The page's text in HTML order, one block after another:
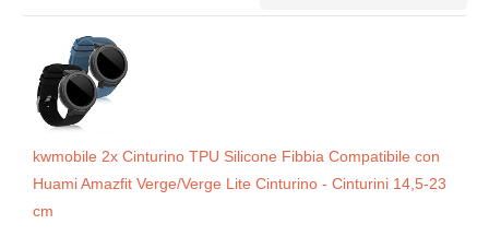
kwmobile 2x Cinturino TPU Silicone Fibbia Compatibile con
Huami Amazfit Verge/Verge Lite Cinturino - Cinturini 14,5-23
cm